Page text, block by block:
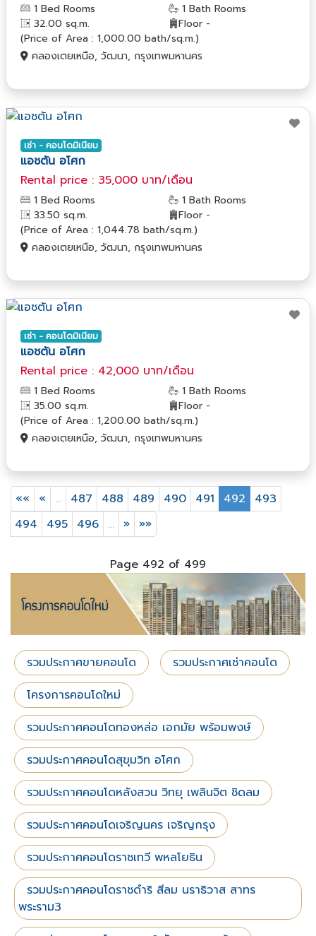
1 Bed Rooms
1 Bath Rooms
32.00 sq.m.
Floor -
(Price of Area : 1,000.00 bath/sq.m.)
คลองเตยเหนือ, วัฒนา, กรุงเทพมหานคร
เช่า - คอนโดมิเนียม
แอชตัน อโศก
Rental price : 35,000 บาท/เดือน
1 Bed Rooms
1 Bath Rooms
33.50 sq.m.
Floor -
(Price of Area : 1,044.78 bath/sq.m.)
คลองเตยเหนือ, วัฒนา, กรุงเทพมหานคร
เช่า - คอนโดมิเนียม
แอชตัน อโศก
Rental price : 42,000 บาท/เดือน
1 Bed Rooms
1 Bath Rooms
35.00 sq.m.
Floor -
(Price of Area : 1,200.00 bath/sq.m.)
คลองเตยเหนือ, วัฒนา, กรุงเทพมหานคร
«« « … 487 488 489 490 491 492
493
494
495 496 … » »»
Page 492 of 499
รวมประกาศขายคอนโด
รวมประกาศเช่าคอนโด
โครงการคอนโดใหม่
รวมประกาศคอนโดทองหล่อ เอกมัย พร้อมพงษ์
รวมประกาศคอนโดสุขุมวิท อโศก
รวมประกาศคอนโดหลังสวน วิทยุ เพลินจิต ชิดลม
รวมประกาศคอนโดเจริญนคร เจริญกรุง
รวมประกาศคอนโดราชเทวี พหลโยธิน
รวมประกาศคอนโดราชดำริ สีลม นราธิวาส สาทร
พระราม3